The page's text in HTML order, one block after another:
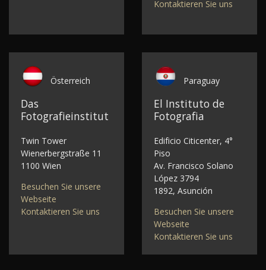
Kontaktieren Sie uns
Österreich
Das
Fotografieinstitut
Twin Tower
Wienerbergstraße 11
1100 Wien
Besuchen Sie unsere
Webseite
Kontaktieren Sie uns
Paraguay
El Instituto de
Fotografia
Edificio Citicenter, 4°
Piso
Av. Francisco Solano
López 3794
1892, Asunción
Besuchen Sie unsere
Webseite
Kontaktieren Sie uns